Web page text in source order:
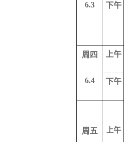
6.3 下午
周四
6.4
上午
下午
周五 上午